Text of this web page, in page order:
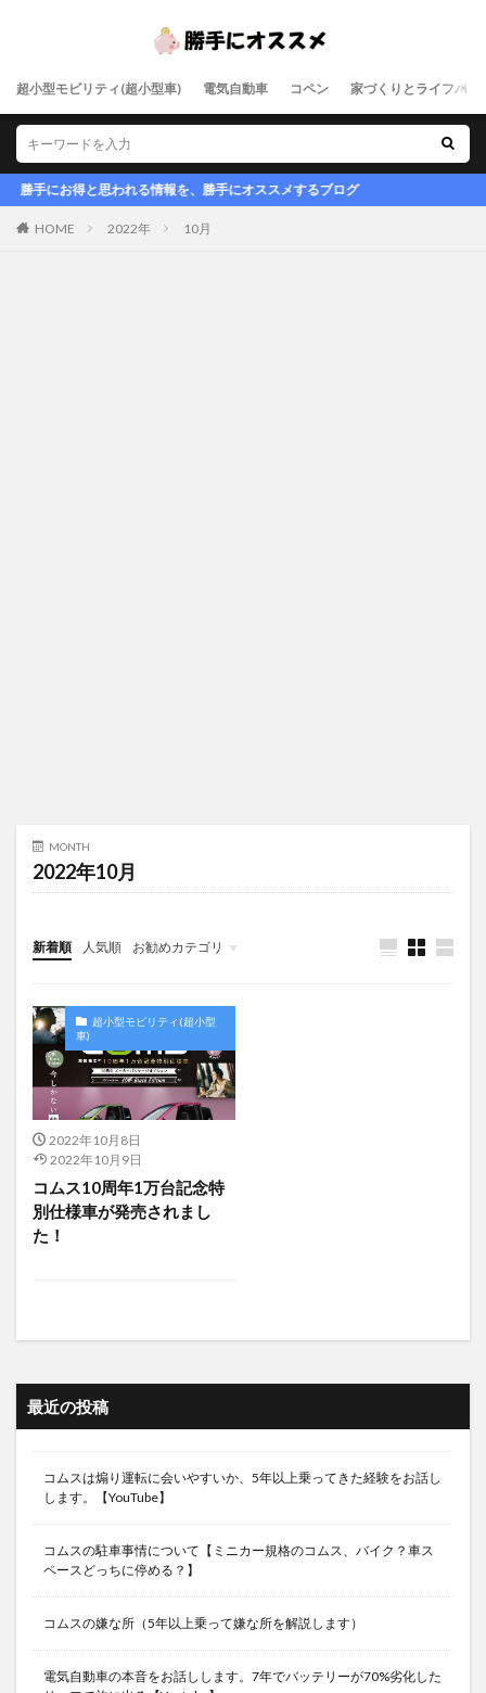
超小型モビリティ(超小型車) 電気自動車 コペン 家づくりとライフハッ
手にお得と思われる情報を、勝手にオススメするブログ
HOME 2022年 10月
MONTH
2022年10月
新着順 人気順 お勧めカテゴリ
未分類
超小型モビリティ(超小型
車)
2022年10月8日
2022年10月9日
コムス10周年1万台記念特
別仕様車が発売されまし
た！
最近の投稿
コムスは煽り運転に会いやすいか、5年以上乗ってきた経験をお話し
します。【YouTube】
コムスの駐車事情について【ミニカー規格のコムス、バイク？車ス
ペースどっちに停める？】
コムスの嫌な所（5年以上乗って嫌な所を解説します）
電気自動車の本音をお話しします。7年でバッテリーが70%劣化した